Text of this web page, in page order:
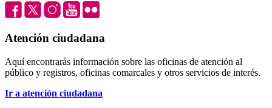
Atención ciudadana
Aquí encontrarás información sobre las oficinas de atención al
público y registros, oficinas comarcales y otros servicios de interés.
Ir a atención ciudadana